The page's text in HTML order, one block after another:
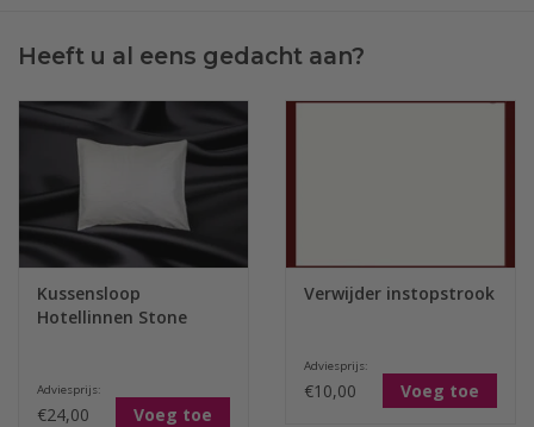
Heeft u al eens gedacht aan?
Kussensloop
Hotellinnen Stone
Adviesprijs:
€24,00 Voeg toe
Verwijder instopstrook
Adviesprijs:
€10,00 Voeg toe